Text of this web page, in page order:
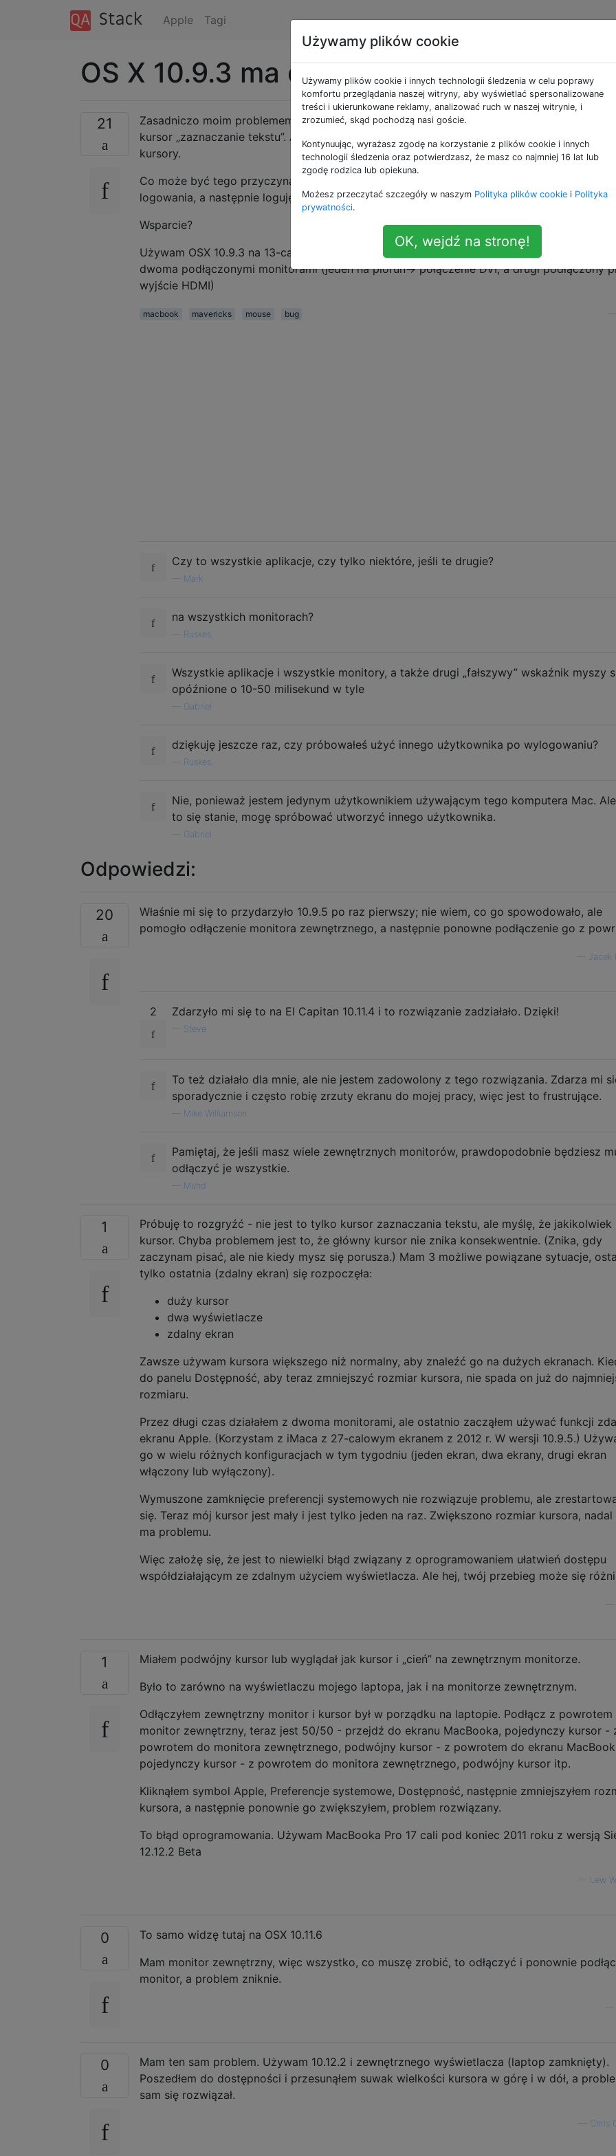
Apple Tagi
OS X 10.9.3 ma dwa widoczne kursory
21
Zasadniczo moim problemem jest to, że po najechaniu myszką na tekst pojawia się
kursor „zaznaczanie tekstu”. Ale wskaźnik myszy (strzałka) jest nadal obecny i widzę dwa
kursory.
Co może być tego przyczyną? Wydaje się, że tak się dzieje, gdy „blokuję” mojego Maca
logowania, a następnie loguję się.
Wsparcie?
Używam OSX 10.9.3 na 13-calowym MacBooku Pro z 2013 roku z wyświetlaczem Retina i
dwoma podłączonymi monitorami (jeden na piorun-> połączenie DVI, a drugi podłączony
wyjście HDMI)
macbook mavericks mouse bug
Czy to wszystkie aplikacje, czy tylko niektóre, jeśli te drugie?
Mark
na wszystkich monitorach?
Ruskes,
Wszystkie aplikacje i wszystkie monitory, a także drugi „fałszywy” wskaźnik myszy
opóźnione o 10-50 milisekund w tyle
Gabriel
dziękuję jeszcze raz, czy próbowałeś użyć innego użytkownika po wylogowaniu?
Ruskes,
Nie, ponieważ jestem jedynym użytkownikiem używającym tego komputera Mac.
to się stanie, mogę spróbować utworzyć innego użytkownika.
Gabriel
Odpowiedzi:
20
Właśnie mi się to przydarzyło 10.9.5 po raz pierwszy; nie wiem, co go spowodowało, ale
pomogło odłączenie monitora zewnętrznego, a następnie ponowne podłączenie go z
Jacek
2 Zdarzyło mi się to na El Capitan 10.11.4 i to rozwiązanie zadziałało. Dzięki!
Steve
To też działało dla mnie, ale nie jestem zadowolony z tego rozwiązania. Zdarza mi
sporadycznie i często robię zrzuty ekranu do mojej pracy, więc jest to frustrujące.
Mike Williamson
Pamiętaj, że jeśli masz wiele zewnętrznych monitorów, prawdopodobnie będziesz
odłączyć je wszystkie.
Muhd
1
Próbuję to rozgryźć - nie jest to tylko kursor zaznaczania tekstu, ale myślę, że jakikolwiek
kursor. Chyba problemem jest to, że główny kursor nie znika konsekwentnie. (Znika, gdy
zaczynam pisać, ale nie kiedy mysz się porusza.) Mam 3 możliwe powiązane sytuacje,
tylko ostatnia (zdalny ekran) się rozpoczęła:
duży kursor
dwa wyświetlacze
zdalny ekran
Zawsze używam kursora większego niż normalny, aby znaleźć go na dużych ekranach.
do panelu Dostępność, aby teraz zmniejszyć rozmiar kursora, nie spada on już do
rozmiaru.
Przez długi czas działałem z dwoma monitorami, ale ostatnio zacząłem używać funkcji
ekranu Apple. (Korzystam z iMaca z 27-calowym ekranem z 2012 r. W wersji 10.9.5.)
go w wielu różnych konfiguracjach w tym tygodniu (jeden ekran, dwa ekrany, drugi ekran
włączony lub wyłączony).
Wymuszone zamknięcie preferencji systemowych nie rozwiązuje problemu, ale
się. Teraz mój kursor jest mały i jest tylko jeden na raz. Zwiększono rozmiar kursora, nadal
ma problemu.
Więc założę się, że jest to niewielki błąd związany z oprogramowaniem ułatwień dostępu
współdziałającym ze zdalnym użyciem wyświetlacza. Ale hej, twój przebieg może się
1
Miałem podwójny kursor lub wyglądał jak kursor i „cień” na zewnętrznym monitorze.
Było to zarówno na wyświetlaczu mojego laptopa, jak i na monitorze zewnętrznym.
Odłączyłem zewnętrzny monitor i kursor był w porządku na laptopie. Podłącz z powrotem
monitor zewnętrzny, teraz jest 50/50 - przejdź do ekranu MacBooka, pojedynczy kursor -
powrotem do monitora zewnętrznego, podwójny kursor - z powrotem do ekranu
pojedynczy kursor - z powrotem do monitora zewnętrznego, podwójny kursor itp.
Kliknąłem symbol Apple, Preferencje systemowe, Dostępność, następnie zmniejszyłem
kursora, a następnie ponownie go zwiększyłem, problem rozwiązany.
To błąd oprogramowania. Używam MacBooka Pro 17 cali pod koniec 2011 roku z wersją
12.12.2 Beta
Lew
0
To samo widzę tutaj na OSX 10.11.6
Mam monitor zewnętrzny, więc wszystko, co muszę zrobić, to odłączyć i ponownie
monitor, a problem zniknie.
0
Mam ten sam problem. Używam 10.12.2 i zewnętrznego wyświetlacza (laptop zamknięty).
Poszedłem do dostępności i przesunąłem suwak wielkości kursora w górę i w dół, a
sam się rozwiązał.
Chris
Używamy plików cookie
Używamy plików cookie i innych technologii śledzenia w celu poprawy
komfortu przeglądania naszej witryny, aby wyświetlać spersonalizowane
treści i ukierunkowane reklamy, analizować ruch w naszej witrynie, i
zrozumieć, skąd pochodzą nasi goście.
Kontynuując, wyrażasz zgodę na korzystanie z plików cookie i innych
technologii śledzenia oraz potwierdzasz, że masz co najmniej 16 lat lub
zgodę rodzica lub opiekuna.
Możesz przeczytać szczegóły w naszym Polityka plików cookie i Polityka
prywatności.
OK, wejdź na stronę!